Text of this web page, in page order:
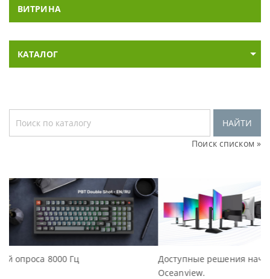
ВИТРИНА
КАТАЛОГ
НАЙТИ
Поиск списком »
Доступные решения начального уровня, новые